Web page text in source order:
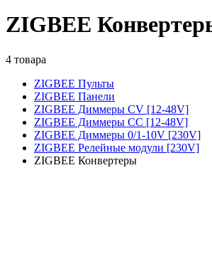
ZIGBEE
4 товара
ZIGBEE Пульты
ZIGBEE Панели
ZIGBEE Диммеры CV [12-48V]
ZIGBEE Диммеры CC [12-48V]
ZIGBEE Диммеры 0/1-10V [230V]
ZIGBEE Релейные модули [230V]
ZIGBEE Конвертеры